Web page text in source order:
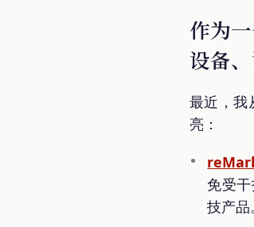
作为
设备
最近，我
亮：
免受
技产品